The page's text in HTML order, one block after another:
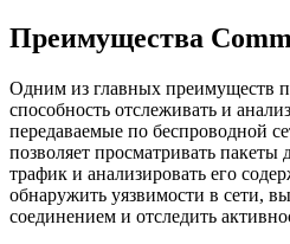
Преимущества
Одним из главных преимуществ
способность отслеживать и
передаваемые по беспроводной
позволяет просматривать пакеты
трафик и анализировать его
обнаружить уязвимости в сети,
соединением и отследить